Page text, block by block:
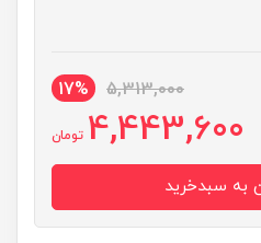
5,313,000
17%
4,443,600 تومان